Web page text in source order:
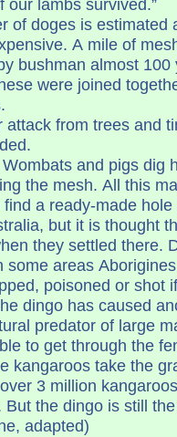
our lambs survived.”
of doges is estimated
A mile of
bushman almost 100
three
from trees and
and pigs dig
the mesh. All this
a ready-made
but it is thought
they settled there.
areas
poisoned or shot
dingo has caused
predator of large
to get through the
kangaroos take the
3 million
the dingo is still
adapted)